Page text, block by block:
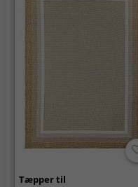
Tæpper til